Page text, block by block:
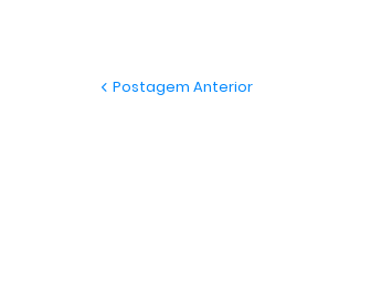
Postagem Anterior